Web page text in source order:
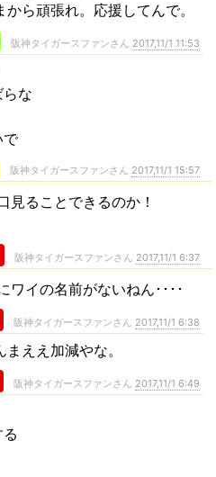
ら頑張れ。応援してんで。
阪神タイガースファンさん 2017,11/1 11:53
な
で
阪神タイガースファンさん 2017,11/1 15:57
見ることできるのか！
阪神タイガースファンさん 2017,11/1 6:37
ワイの名前がないねん････
阪神タイガースファンさん 2017,11/1 6:38
ええ加減やな。
阪神タイガースファンさん 2017,11/1 6:49